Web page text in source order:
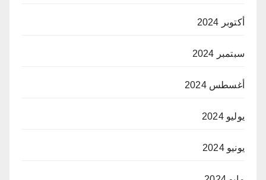
أكتوبر 2024
سبتمبر 2024
أغسطس 2024
يوليو 2024
يونيو 2024